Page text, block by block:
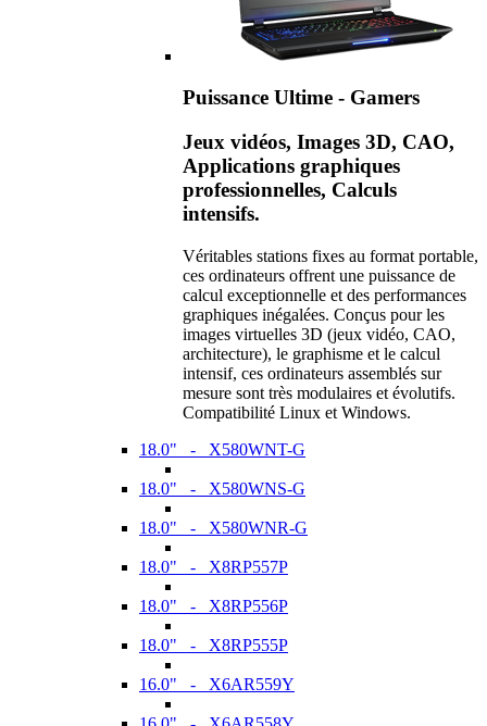
Puissance Ultime - Gamers
Jeux vidéos, Images 3D, CAO,
Applications graphiques
professionnelles, Calculs
intensifs.
Véritables stations fixes au format portable,
ces ordinateurs offrent une puissance de
calcul exceptionnelle et des performances
graphiques inégalées. Conçus pour les
images virtuelles 3D (jeux vidéo, CAO,
architecture), le graphisme et le calcul
intensif, ces ordinateurs assemblés sur
mesure sont très modulaires et évolutifs.
Compatibilité Linux et Windows.
18.0" - X580WNT-G
18.0" - X580WNS-G
18.0" - X580WNR-G
18.0" - X8RP557P
18.0" - X8RP556P
18.0" - X8RP555P
16.0" - X6AR559Y